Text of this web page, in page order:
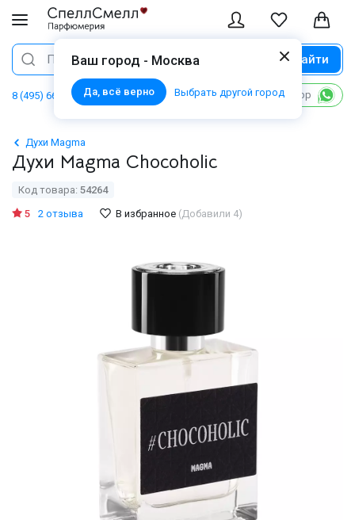
Ваш город - Москва
Да, всё верно Выбрать другой город
Поиск Найти
8 (495) 668 06 02 Написать в WhatsApp
Духи Magma
Духи Magma Chocoholic
Код товара: 54264
5
2 отзыва В избранное (Добавили 4)